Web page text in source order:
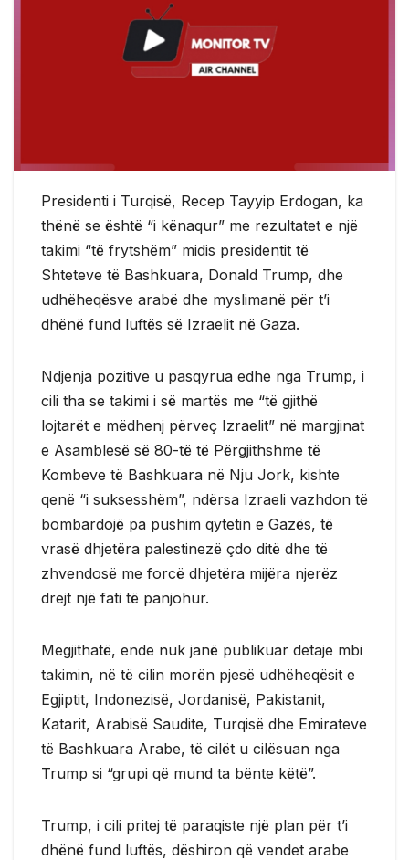
Presidenti i Turqisë, Recep Tayyip Erdogan, ka
thënë se është “i kënaqur” me rezultatet e një
takimi “të frytshëm” midis presidentit të
Shteteve të Bashkuara, Donald Trump, dhe
udhëheqësve arabë dhe myslimanë për t’i
dhënë fund luftës së Izraelit në Gaza.
Ndjenja pozitive u pasqyrua edhe nga Trump, i
cili tha se takimi i së martës me “të gjithë
lojtarët e mëdhenj përveç Izraelit” në margjinat
e Asamblesë së 80-të të Përgjithshme të
Kombeve të Bashkuara në Nju Jork, kishte
qenë “i suksesshëm”, ndërsa Izraeli vazhdon të
bombardojë pa pushim qytetin e Gazës, të
vrasë dhjetëra palestinezë çdo ditë dhe të
zhvendosë me forcë dhjetëra mijëra njerëz
drejt një fati të panjohur.
Megjithatë, ende nuk janë publikuar detaje mbi
takimin, në të cilin morën pjesë udhëheqësit e
Egjiptit, Indonezisë, Jordanisë, Pakistanit,
Katarit, Arabisë Saudite, Turqisë dhe Emirateve
të Bashkuara Arabe, të cilët u cilësuan nga
Trump si “grupi që mund ta bënte këtë”.
Trump, i cili pritej të paraqiste një plan për t’i
dhënë fund luftës, dëshiron që vendet arabe